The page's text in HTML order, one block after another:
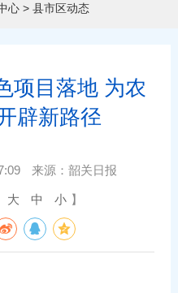
心> 县市区动态
项目落地 为农
辟新路径
来源： 韶关日报
大 中 小 】